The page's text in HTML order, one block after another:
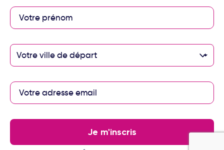
Paiement en 3 ou 4
bancaire avec
notre partenaire
Les partenaires Ôvoyages
Votre ville de départ
Je m'inscris